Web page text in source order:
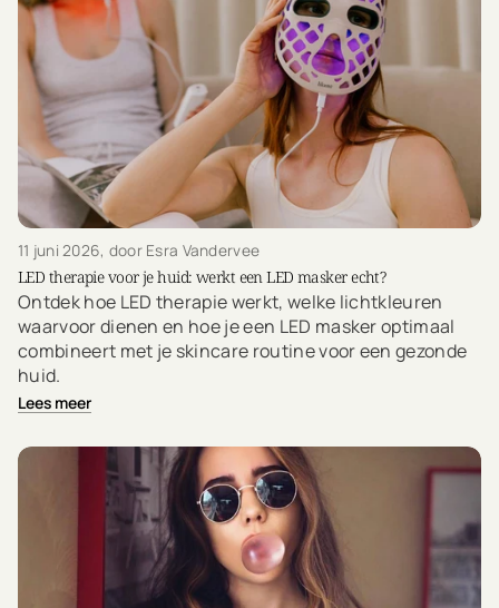
11 juni 2026, door Esra Vandervee
LED therapie voor je huid: werkt een LED masker echt?
Ontdek hoe LED therapie werkt, welke lichtkleuren
waarvoor dienen en hoe je een LED masker optimaal
combineert met je skincare routine voor een gezonde
huid.
Lees meer